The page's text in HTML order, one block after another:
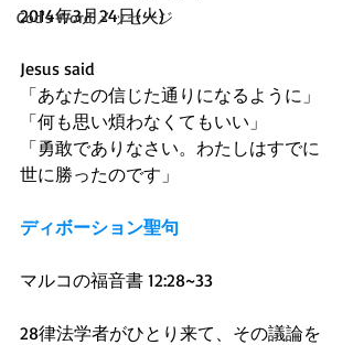
God's Word メッセージ
2014年3月24日(火)
Jesus said
「あなたの信じた通りになるように」
「何も思い煩わなくてもいい」
「勇敢でありなさい。わたしはすでに
世に勝ったのです」
ディボーション聖句
マルコの福音書 12:28~33
28律法学者がひとり来て、その議論を